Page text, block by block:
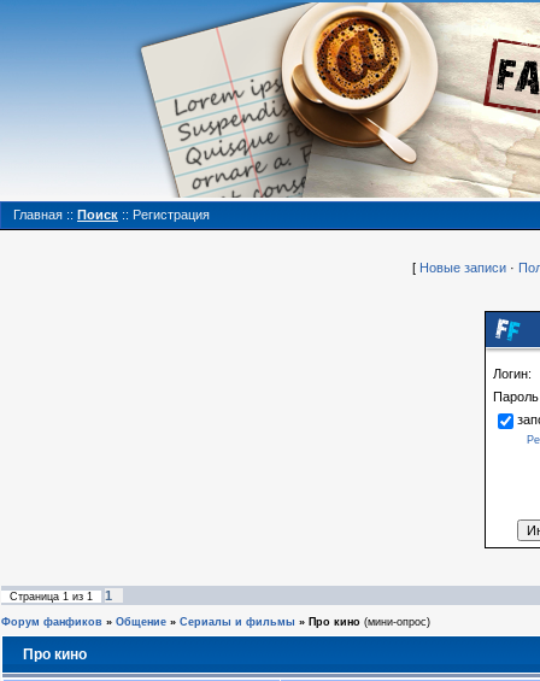
Главная :: Поиск :: Регистрация
[ Новые записи ·
Логин:
Страница 1 из 1 1
Форум фанфиков » Общение » Сериалы и фильмы » Про кино (мини-опрос)
Про кино